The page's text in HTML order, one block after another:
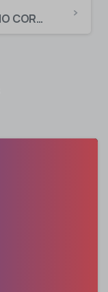
15 OTTOBRE 2026 – INIZIO CORSO DI FORMAZIONE PER LAVORATORI ALTO RISCHIO